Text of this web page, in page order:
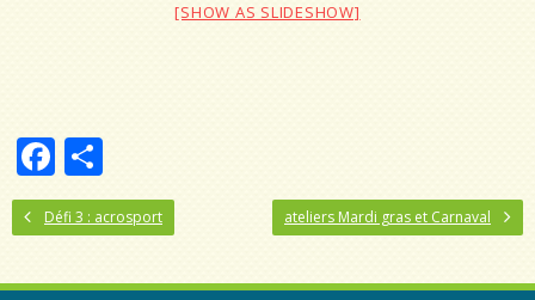
[SHOW AS SLIDESHOW]
F
ac
e
b
ar
ta
g
Défi 3 : acrosport ateliers Mardi gras et Carnaval